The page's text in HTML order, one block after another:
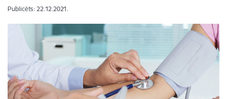
Publicēts: 22.12.2021.